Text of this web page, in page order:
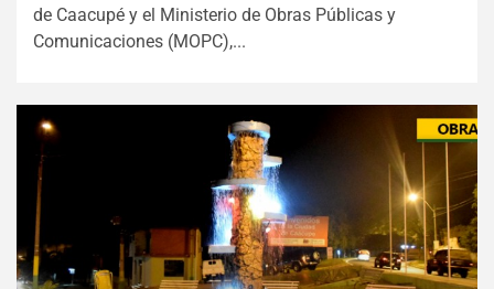
de Caacupé y el Ministerio de Obras Públicas y
Comunicaciones (MOPC),...